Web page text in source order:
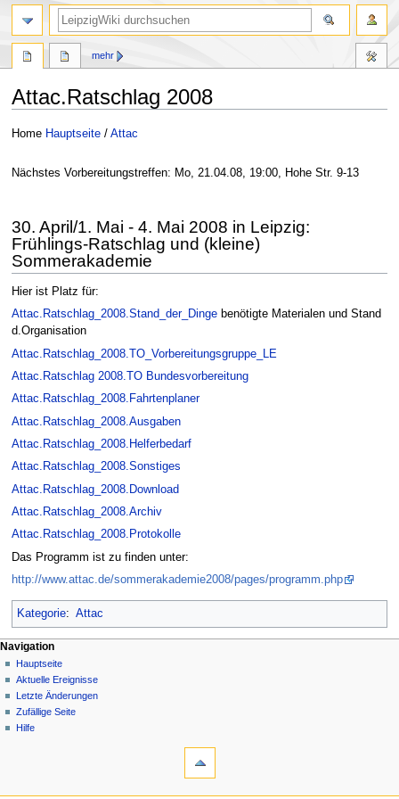
Attac.Ratschlag 2008
Zur
springen
Zur
springen
Home Hauptseite/ Attac
Nächstes Vorbereitungstreffen: Mo, 21.04.08, 19:00, Hohe Str. 9-13
30. April/1. Mai - 4. Mai 2008 in Leipzig:
Frühlings-Ratschlag und (kleine)
Sommerakademie
Hier ist Platz für:
Attac.Ratschlag_2008.Stand_der_Dingebenötigte Materialen und Stand
d.Organisation
Attac.Ratschlag_2008.TO_Vorbereitungsgruppe_LE
Attac.Ratschlag 2008.TO Bundesvorbereitung
Attac.Ratschlag_2008.Fahrtenplaner
Attac.Ratschlag_2008.Ausgaben
Attac.Ratschlag_2008.Helferbedarf
Attac.Ratschlag_2008.Sonstiges
Attac.Ratschlag_2008.Download
Attac.Ratschlag_2008.Archiv
Attac.Ratschlag_2008.Protokolle
Das Programm ist zu finden unter:
http://www.attac.de/sommerakademie2008/pages/programm.php
Kategorie: Attac
mehr
Navigation
Hauptseite
Aktuelle Ereignisse
Letzte Änderungen
Zufällige Seite
Hilfe